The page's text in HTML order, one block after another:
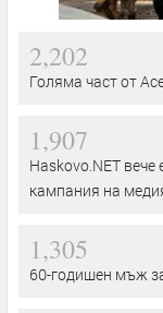
2,202
Голяма част от
1,907
Haskovo.NET
кампания на
1,305
60-годишен мъж